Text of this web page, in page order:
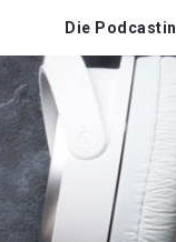
Die Podcastin